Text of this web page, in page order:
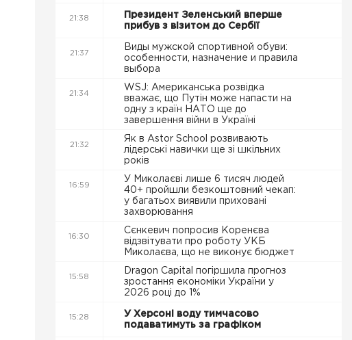
21:38
Президент Зеленський вперше
прибув з візитом до Сербії
21:37
Виды мужской спортивной обуви:
особенности, назначение и правила
выбора
21:34
WSJ: Американська розвідка
вважає, що Путін може напасти на
одну з країн НАТО ще до
завершення війни в Україні
21:32
Як в Astor School розвивають
лідерські навички ще зі шкільних
років
16:59
У Миколаєві лише 6 тисяч людей
40+ пройшли безкоштовний чекап:
у багатьох виявили приховані
захворювання
16:30
Сєнкевич попросив Коренєва
відзвітувати про роботу УКБ
Миколаєва, що не виконує бюджет
15:58
Dragon Capital погіршила прогноз
зростання економіки України у
2026 році до 1%
15:28
У Херсоні воду тимчасово
подаватимуть за графіком